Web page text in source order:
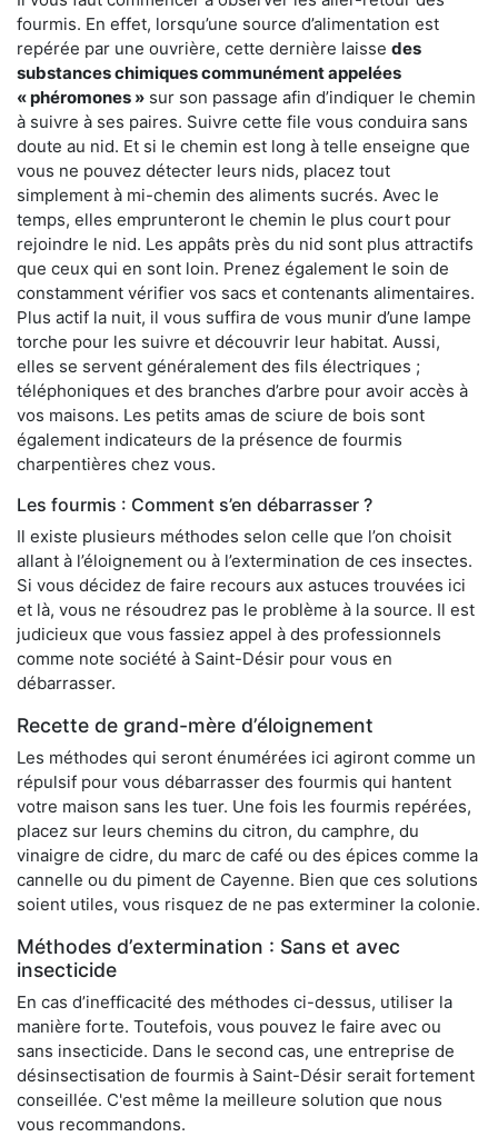
fourmis. En effet, lorsqu’une source d’alimentation est
repérée par une ouvrière, cette dernière laisse des
substances chimiques communément appelées
« phéromones » sur son passage afin d’indiquer le chemin
à suivre à ses paires. Suivre cette file vous conduira sans
doute au nid. Et si le chemin est long à telle enseigne que
vous ne pouvez détecter leurs nids, placez tout
simplement à mi-chemin des aliments sucrés. Avec le
temps, elles emprunteront le chemin le plus court pour
rejoindre le nid. Les appâts près du nid sont plus attractifs
que ceux qui en sont loin. Prenez également le soin de
constamment vérifier vos sacs et contenants alimentaires.
Plus actif la nuit, il vous suffira de vous munir d’une lampe
torche pour les suivre et découvrir leur habitat. Aussi,
elles se servent généralement des fils électriques ;
téléphoniques et des branches d’arbre pour avoir accès à
vos maisons. Les petits amas de sciure de bois sont
également indicateurs de la présence de fourmis
charpentières chez vous.
Les fourmis : Comment s’en débarrasser ?
Il existe plusieurs méthodes selon celle que l’on choisit
allant à l’éloignement ou à l’extermination de ces insectes.
Si vous décidez de faire recours aux astuces trouvées ici
et là, vous ne résoudrez pas le problème à la source. Il est
judicieux que vous fassiez appel à des professionnels
comme note société à Saint-Désir pour vous en
débarrasser.
Recette de grand-mère d’éloignement
Les méthodes qui seront énumérées ici agiront comme un
répulsif pour vous débarrasser des fourmis qui hantent
votre maison sans les tuer. Une fois les fourmis repérées,
placez sur leurs chemins du citron, du camphre, du
vinaigre de cidre, du marc de café ou des épices comme la
cannelle ou du piment de Cayenne. Bien que ces solutions
soient utiles, vous risquez de ne pas exterminer la colonie.
Méthodes d’extermination : Sans et avec
insecticide
En cas d’inefficacité des méthodes ci-dessus, utiliser la
manière forte. Toutefois, vous pouvez le faire avec ou
sans insecticide. Dans le second cas, une entreprise de
désinsectisation de fourmis à Saint-Désir serait fortement
conseillée. C'est même la meilleure solution que nous
vous recommandons.